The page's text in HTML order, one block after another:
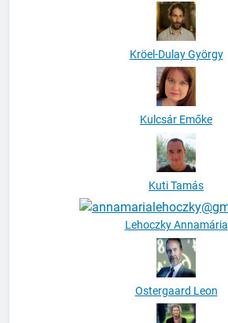
Kröel-Dulay György
Kulcsár Emőke
Kuti Tamás
Lehoczky Annamária
Ostergaard Leon